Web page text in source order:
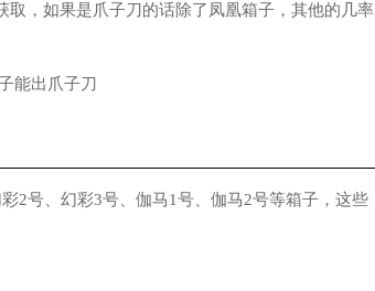
，如果是爪子刀的话除了凤凰箱子，其他的几率
2号、幻彩3号、伽马1号、伽马2号等箱子，这些